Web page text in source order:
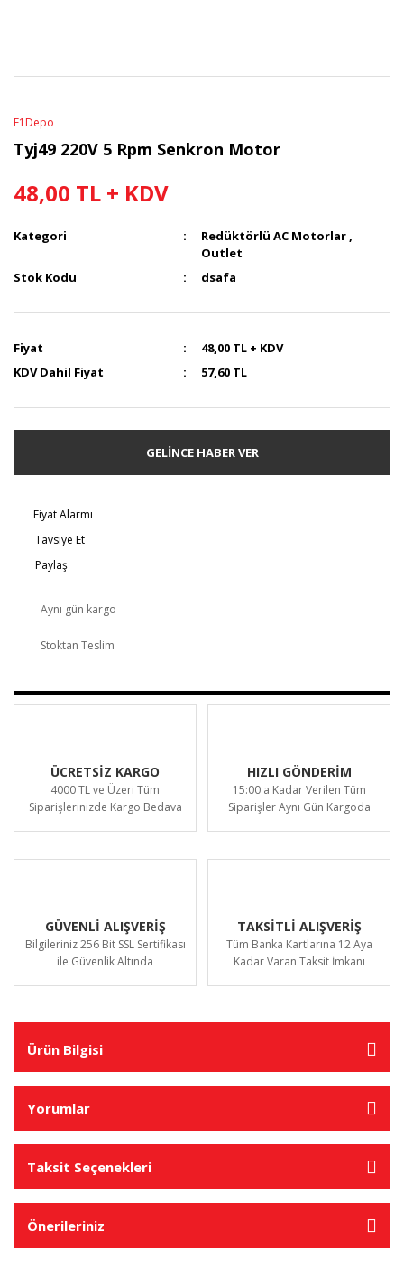
F1Depo
Tyj49 220V 5 Rpm Senkron Motor
48,00 TL + KDV
Kategori Redüktörlü AC Motorlar ,
Outlet
Stok Kodu
dsafa
Fiyat
48,00 TL + KDV
KDV Dahil Fiyat
57,60 TL
GELİNCE HABER VER
Fiyat Alarmı
Tavsiye Et
Paylaş
Aynı gün kargo
Stoktan Teslim
ÜCRETSİZ KARGO
4000 TL ve Üzeri Tüm
Siparişlerinizde Kargo Bedava
HIZLI GÖNDERİM
15:00'a Kadar Verilen Tüm
Siparişler Aynı Gün Kargoda
GÜVENLİ ALIŞVERİŞ
Bilgileriniz 256 Bit SSL Sertifikası
ile Güvenlik Altında
TAKSİTLİ ALIŞVERİŞ
Tüm Banka Kartlarına 12 Aya
Kadar Varan Taksit İmkanı
Ürün Bilgisi
Yorumlar
Taksit Seçenekleri
Önerileriniz